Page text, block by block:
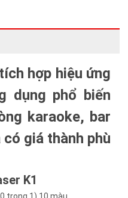
hợp hiệu ứng
dụng phổ biến
karaoke, bar
có giá thành phù
K1